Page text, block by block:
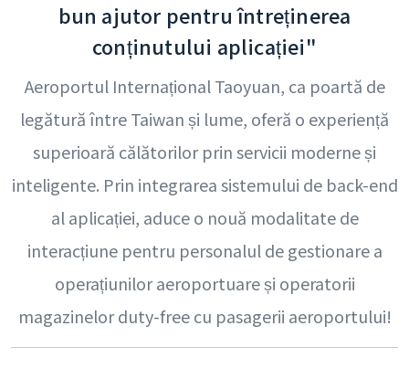
bun ajutor pentru întreținerea
conținutului aplicației"
Aeroportul Internațional Taoyuan, ca poartă de
legătură între Taiwan și lume, oferă o experiență
superioară călătorilor prin servicii moderne și
inteligente. Prin integrarea sistemului de back-end
al aplicației, aduce o nouă modalitate de
interacțiune pentru personalul de gestionare a
operațiunilor aeroportuare și operatorii
magazinelor duty-free cu pasagerii aeroportului!